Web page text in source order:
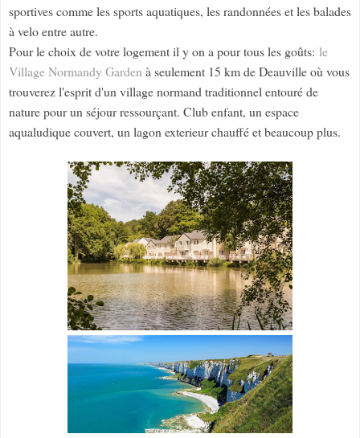
sportives comme les sports aquatiques, les randonnées et les balades
à velo entre autre.
Pour le choix de votre logement il y on a pour tous les goûts: le
Village Normandy Garden à seulement 15 km de Deauville où vous
trouverez l'esprit d'un village normand traditionnel entouré de
nature pour un séjour ressourçant. Club enfant, un espace
aqualudique couvert, un lagon exterieur chauffé et beaucoup plus.